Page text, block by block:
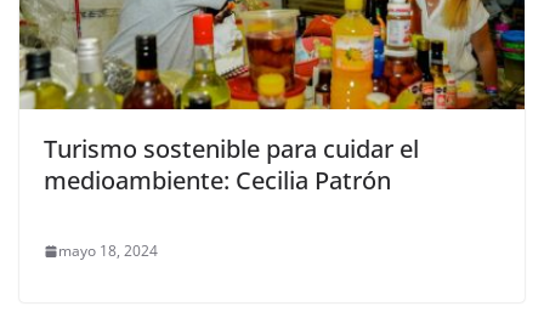
Turismo sostenible para cuidar el
medioambiente: Cecilia Patrón
mayo 18, 2024